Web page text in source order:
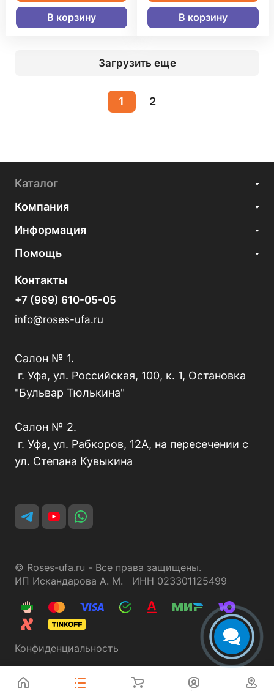
В корзину В корзину
Загрузить еще
1 2
Каталог
Компания
Информация
Помощь
Контакты
+7 (969) 610-05-05
info@roses-ufa.ru
Салон № 1.
г. Уфа, ул. Российская, 100, к. 1, Остановка
"Бульвар Тюлькина"
Салон № 2.
г. Уфа, ул. Рабкоров, 12А, на пересечении с
ул. Степана Кувыкина
© Roses-ufa.ru - Все права защищены.
ИП Искандарова А. М. ИНН 023301125499
Конфиденциальность